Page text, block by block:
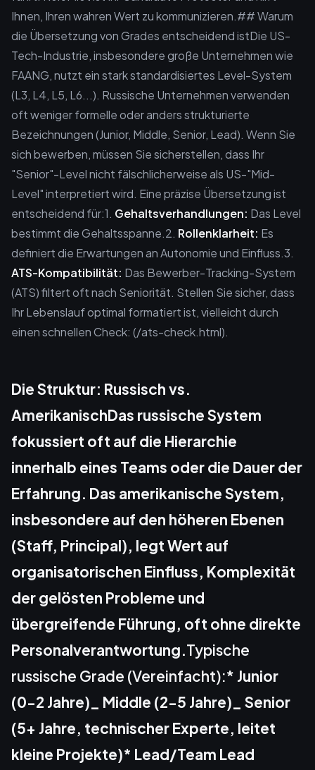
Ihnen, Ihren wahren Wert zu kommunizieren.## Warum
die Übersetzung von Grades entscheidend istDie US-
Tech-Industrie, insbesondere große Unternehmen wie
FAANG, nutzt ein stark standardisiertes Level-System
(L3, L4, L5, L6...). Russische Unternehmen verwenden
oft weniger formelle oder anders strukturierte
Bezeichnungen (Junior, Middle, Senior, Lead). Wenn Sie
sich bewerben, müssen Sie sicherstellen, dass Ihr
"Senior"-Level nicht fälschlicherweise als US-"Mid-
Level" interpretiert wird. Eine präzise Übersetzung ist
entscheidend für:1. Gehaltsverhandlungen: Das Level
bestimmt die Gehaltsspanne.2. Rollenklarheit: Es
definiert die Erwartungen an Autonomie und Einfluss.3.
ATS-Kompatibilität: Das Bewerber-Tracking-System
(ATS) filtert oft nach Seniorität. Stellen Sie sicher, dass
Ihr Lebenslauf optimal formatiert ist, vielleicht durch
einen schnellen Check: (/ats-check.html).
Die Struktur: Russisch vs.
AmerikanischDas russische System
fokussiert oft auf die Hierarchie
innerhalb eines Teams oder die Dauer der
Erfahrung. Das amerikanische System,
insbesondere auf den höheren Ebenen
(Staff, Principal), legt Wert auf
organisatorischen Einfluss, Komplexität
der gelösten Probleme und
übergreifende Führung, oft ohne direkte
Personalverantwortung.Typische
russische Grade (Vereinfacht):* Junior
(0-2 Jahre)_ Middle (2-5 Jahre)_ Senior
(5+ Jahre, technischer Experte, leitet
kleine Projekte)* Lead/Team Lead